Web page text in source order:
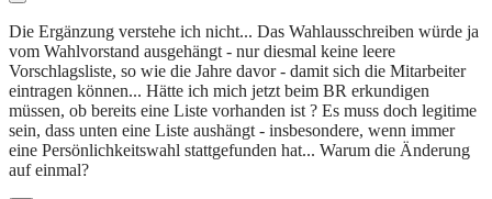
Die Ergänzung verstehe ich nicht... Das Wahlausschreiben würde ja
vom Wahlvorstand ausgehängt - nur diesmal keine leere
Vorschlagsliste, so wie die Jahre davor - damit sich die Mitarbeiter
eintragen können... Hätte ich mich jetzt beim BR erkundigen
müssen, ob bereits eine Liste vorhanden ist ? Es muss doch legitime
sein, dass unten eine Liste aushängt - insbesondere, wenn immer
eine Persönlichkeitswahl stattgefunden hat... Warum die Änderung
auf einmal?